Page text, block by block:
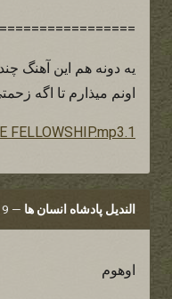
یه دونه هم این آهنگ
اونم میذارم تا اگه
1.THE FELLOWSHIP.mp3
الندیل پادشاه انسان ها — 19 اسفند
اوهوم